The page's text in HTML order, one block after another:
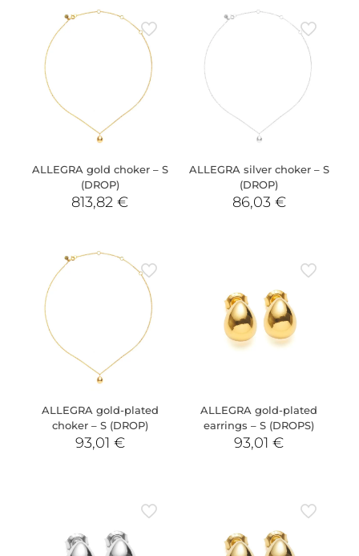
ALLEGRA gold choker – S
(DROP)
813,82€
ALLEGRA silver choker – S
(DROP)
86,03 €
ALLEGRA gold-plated
choker – S (DROP)
93,01 €
ALLEGRA gold-plated
earrings – S (DROPS)
93,01€